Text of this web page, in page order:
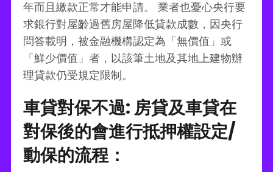
年而且繳款正常才能申請。 業者也憂心央行要
求銀行對屋齡過舊房屋降低貸款成數，因央行
問答載明，被金融機構認定為「無價值」或
「鮮少價值」者，以該筆土地及其地上建物辦
理貸款仍受規定限制。
車貸對保不過: 房貸及車貸在
對保後的會進行抵押權設定/
動保的流程：